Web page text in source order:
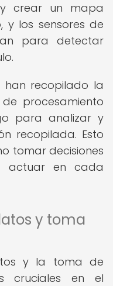
crear un mapa
y los sensores de
para detectar
han recopilado la
procesamiento
para analizar y
recopilada. Esto
tomar decisiones
actuar en cada
y toma
y la toma de
cruciales en el